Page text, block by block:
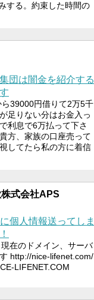
する。約束した時間の
団は闇金を紹介する
39000円借りて2万5千
足りない分はお金入っ
利息で6万払って下さ
方、家族の口座売って
してたら私の方に着信
式会社APS
個人情報送ってしま
在のドメイン、サーバ
http://nice-lifenet.com/
LIFENET.COM